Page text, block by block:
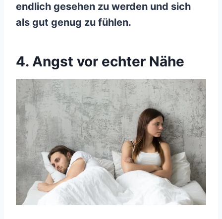
endlich gesehen zu werden und sich
als gut genug zu fühlen.
4. Angst vor echter Nähe